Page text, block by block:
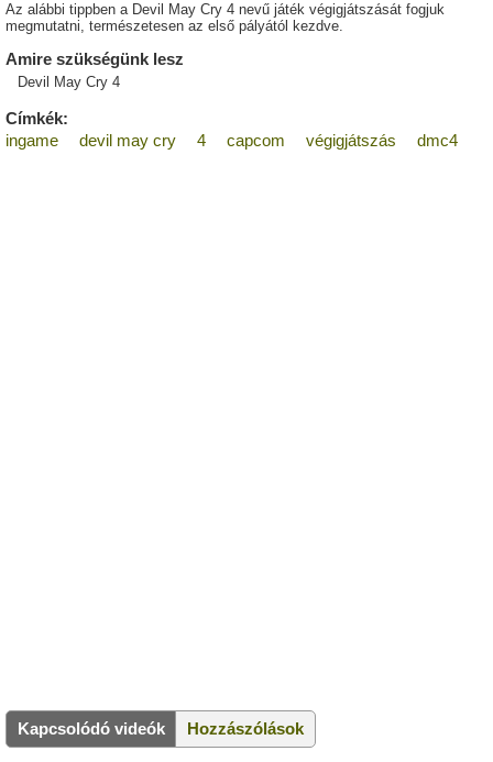
Az alábbi tippben a Devil May Cry 4 nevű játék végigjátszását fogjuk
megmutatni, természetesen az első pályától kezdve.
Amire szükségünk lesz
Devil May Cry 4
Címkék:
ingame
devil may cry 4 capcom végigjátszás dmc4
Kapcsolódó videók Hozzászólások